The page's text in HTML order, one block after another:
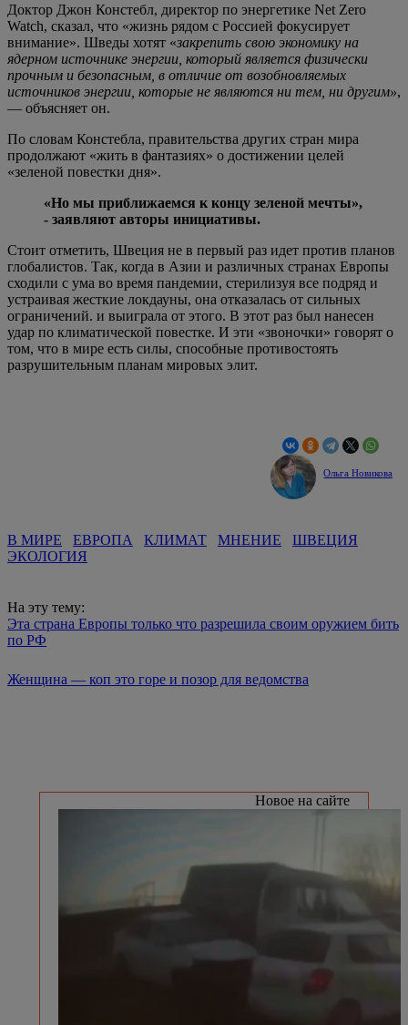
Доктор Джон Констебл, директор по энергетике Net Zero
Watch, сказал, что «жизнь рядом с Россией фокусирует
внимание». Шведы хотят «закрепить свою экономику на
ядерном источнике энергии, который является физически
прочным и безопасным, в отличие от возобновляемых
источников энергии, которые не являются ни тем, ни другим»,
— объясняет он.
По словам Констебла, правительства других стран мира
продолжают «жить в фантазиях» о достижении целей
«зеленой повестки дня».
«Но мы приближаемся к концу зеленой мечты»,
- заявляют авторы инициативы.
Стоит отметить, Швеция не в первый раз идет против планов
глобалистов. Так, когда в Азии и различных странах Европы
сходили с ума во время пандемии, стерилизуя все подряд и
устраивая жесткие локдауны, она отказалась от сильных
ограничений. и выиграла от этого. В этот раз был нанесен
удар по климатической повестке. И эти «звоночки» говорят о
том, что в мире есть силы, способные противостоять
разрушительным планам мировых элит.
Ольга Новикова
В МИРЕ ЕВРОПА КЛИМАТ МНЕНИЕ
ШВЕЦИЯ
ЭКОЛОГИЯ
На эту тему:
Эта страна Европы только что разрешила своим оружием бить
по РФ
Женщина — коп это горе и позор для ведомства
Новое на сайте